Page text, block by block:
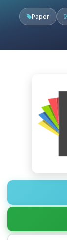
Paper